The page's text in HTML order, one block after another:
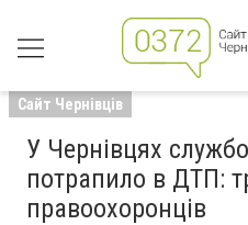
Сайт Чернівців
У Чернівцях
потрапило в ДТП:
правоохоронців